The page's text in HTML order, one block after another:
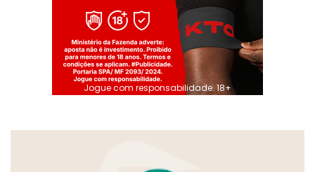
Jogue com responsabilidade. 18+